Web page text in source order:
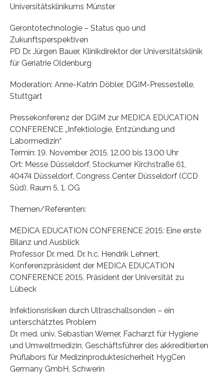
Universitätsklinikums Münster
Gerontotechnologie – Status quo und
Zukunftsperspektiven
PD Dr. Jürgen Bauer, Klinikdirektor der Universitätsklinik
für Geriatrie Oldenburg
Moderation: Anne-Katrin Döbler, DGIM-Pressestelle,
Stuttgart
Pressekonferenz der DGIM zur MEDICA EDUCATION
CONFERENCE „Infektiologie, Entzündung und
Labormedizin“
Termin: 19. November 2015, 12.00 bis 13.00 Uhr
Ort: Messe Düsseldorf, Stockumer Kirchstraße 61,
40474 Düsseldorf, Congress Center Düsseldorf (CCD
Süd), Raum 5, 1. OG
Themen/Referenten:
MEDICA EDUCATION CONFERENCE 2015: Eine erste
Bilanz und Ausblick
Professor Dr. med. Dr. h.c. Hendrik Lehnert,
Konferenzpräsident der MEDICA EDUCATION
CONFERENCE 2015, Präsident der Universität zu
Lübeck
Infektionsrisiken durch Ultraschallsonden – ein
unterschätztes Problem
Dr. med. univ. Sebastian Werner, Facharzt für Hygiene
und Umweltmedizin, Geschäftsführer des akkreditierten
Prüflabors für Medizinproduktesicherheit HygCen
Germany GmbH, Schwerin